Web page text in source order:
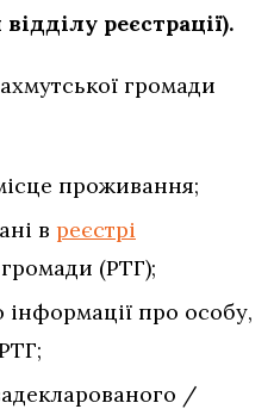
реєстрації).
громади
проживання;
в реєстрі
(РТГ);
інформації про особу,
/